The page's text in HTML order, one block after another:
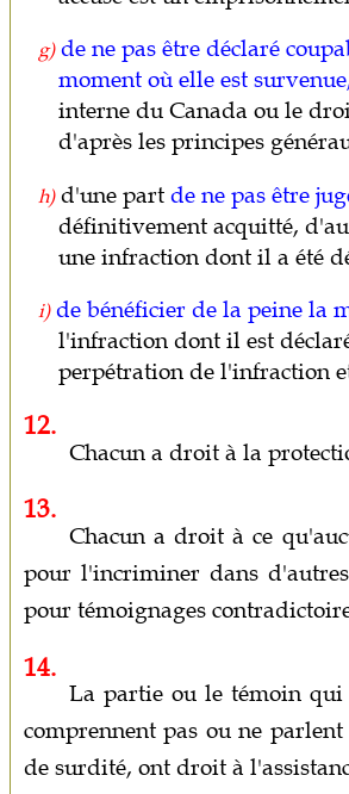
g) de ne pas être déclaré
moment où elle est
interne du Canada ou le
d'après les principes
h)d'une part de ne pas être
définitivement acquitté,
une infraction dont il a été
i) de bénéficier de la peine la
l'infraction dont il est
perpétration de l'infraction
12.
Chacun a droit à la
13.
Chacun a droit à ce
pour l'incriminer dans
pour témoignages
14.
La partie ou le témoin qui
comprennent pas ou ne
de surdité, ont droit à